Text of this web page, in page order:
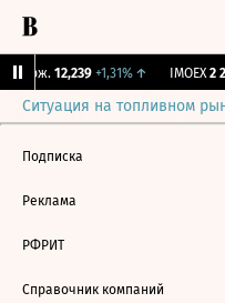
Бирж. 12,239 +1,31%↑ IMOEX 2
Ситуация на топливном
Подписка
Реклама
РФРИТ
Справочник компаний